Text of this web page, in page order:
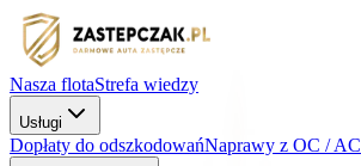
Nasza flotaStrefa wiedzy
Usługi
Dopłaty do odszkodowańNaprawy z OC / AC